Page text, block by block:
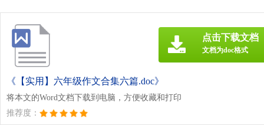
《【实用】六年级作文合集六篇.doc》
将本文的Word文档下载到电脑，方便收藏和打印
推荐度：
点击下载文档
文档为doc格式